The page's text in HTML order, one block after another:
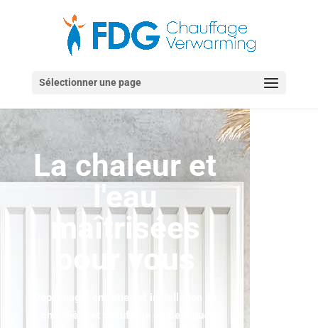
Sélectionner une page
La chaleur et
l'eau
maîtrisées
pour vous
Dépannage, entretien et installation de
chaudière et chauffage en Belgique